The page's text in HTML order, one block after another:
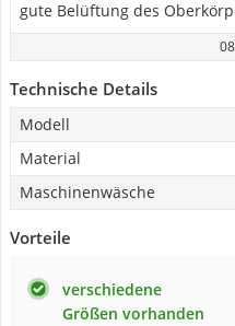
gute Belüftung des
Technische Details
Modell
Material
Maschinenwäsche
Vorteile
verschiedene
Größen vorhanden